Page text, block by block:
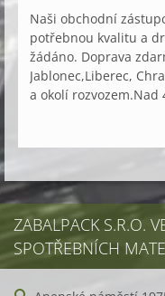
Naši obchodní
potřebnou kvalitu a
žádáno. Doprava
Jablonec,Liberec,
a okolí rozvozem.Nad
ZABALPACK S.R.O.
SPOTŘEBNÍCH